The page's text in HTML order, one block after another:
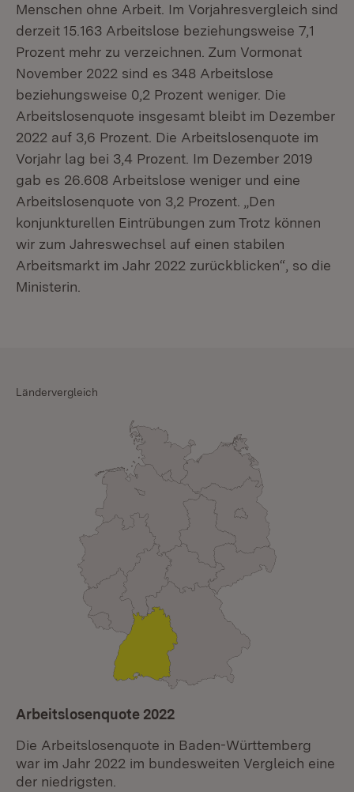
Menschen ohne Arbeit. Im Vorjahresvergleich sind
derzeit 15.163 Arbeitslose beziehungsweise 7,1
Prozent mehr zu verzeichnen. Zum Vormonat
November 2022 sind es 348 Arbeitslose
beziehungsweise 0,2 Prozent weniger. Die
Arbeitslosenquote insgesamt bleibt im Dezember
2022 auf 3,6 Prozent. Die Arbeitslosenquote im
Vorjahr lag bei 3,4 Prozent. Im Dezember 2019
gab es 26.608 Arbeitslose weniger und eine
Arbeitslosenquote von 3,2 Prozent. „Den
konjunkturellen Eintrübungen zum Trotz können
wir zum Jahreswechsel auf einen stabilen
Arbeitsmarkt im Jahr 2022 zurückblicken“, so die
Ministerin.
Ländervergleich
Arbeitslosenquote 2022
Die Arbeitslosenquote in Baden-Württemberg
war im Jahr 2022 im bundesweiten Vergleich eine
der niedrigsten.